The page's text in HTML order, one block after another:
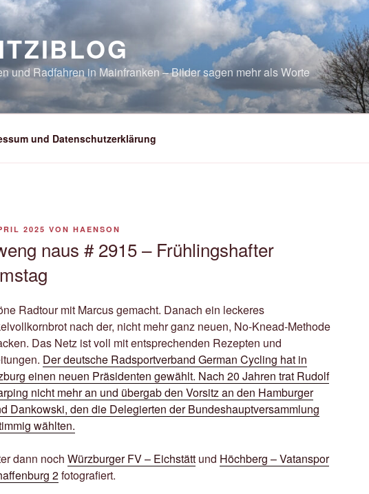
und Radfahren in Mainfranken – Bilder sagen mehr als Worte
und Datenschutzerklärung
2025 VON HAENSON
naus # 2915 – Frühlingshafter
Radtour mit Marcus gemacht. Danach ein leckeres
nach der, nicht mehr ganz neuen, No-Knead-Methode
Das Netz ist voll mit entsprechenden Rezepten und
Der deutsche Radsportverband German Cycling hat in
einen neuen Präsidenten gewählt. Nach 20 Jahren trat Rudolf
nicht mehr an und übergab den Vorsitz an den Hamburger
Dankowski, den die Delegierten der Bundeshauptversammlung
wählten.
dann noch Würzburger FV – Eichstätt und Höchberg – Vatanspor
2fotografiert.